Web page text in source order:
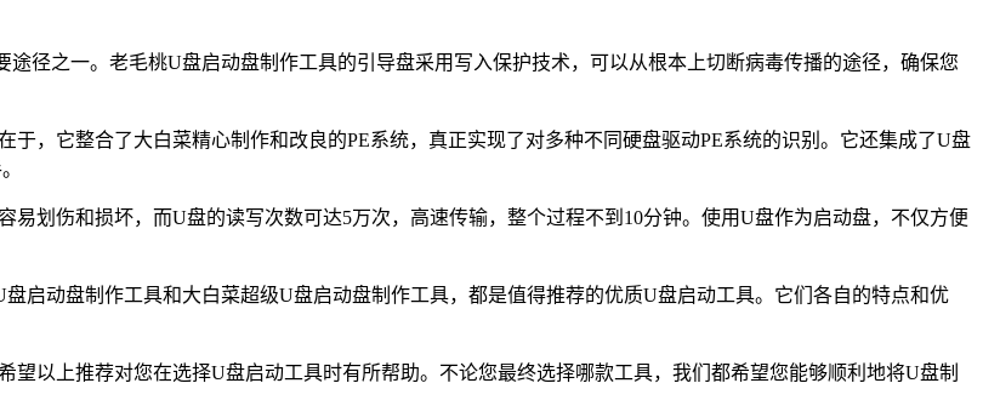
径之一。老毛桃U盘启动盘制作工具的引导盘采用写入保护技术，可以从根本上切断病毒传播的途径，确保您
，它整合了大白菜精心制作和改良的PE系统，真正实现了对多种不同硬盘驱动PE系统的识别。它还集成了U盘
划伤和损坏，而U盘的读写次数可达5万次，高速传输，整个过程不到10分钟。使用U盘作为启动盘，不仅方便
启动盘制作工具和大白菜超级U盘启动盘制作工具，都是值得推荐的优质U盘启动工具。它们各自的特点和优
以上推荐对您在选择U盘启动工具时有所帮助。不论您最终选择哪款工具，我们都希望您能够顺利地将U盘制